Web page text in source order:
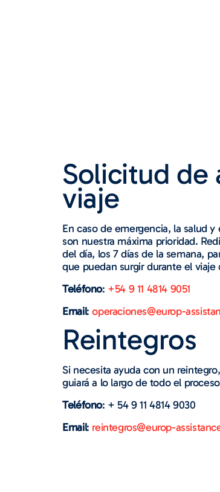
Solicitud de
viaje
En caso de emergencia, la salud
son nuestra máxima prioridad.
del día, los 7 días de la semana,
que puedan surgir durante el viaje
Teléfono: +54 9 11 4814 9051
Email:operaciones@europ-
Reintegros
Si necesita ayuda con un
guiará a lo largo de todo el
Teléfono: + 54 9 11 4814 9030
Email: reintegros@europ-